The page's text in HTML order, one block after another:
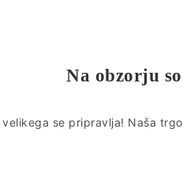
Na obzorju
​​velikega se pripravlja! Naša